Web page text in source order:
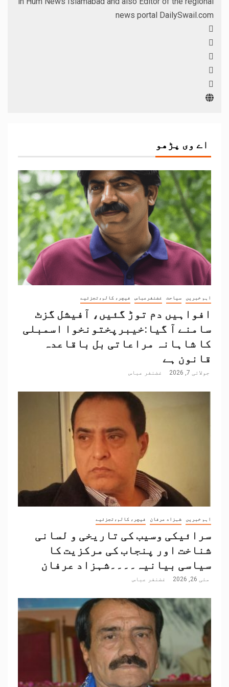
news portal DailySwail.com
اے وی پڑھو
اہم خبریں سیاحت غضنفرعباس فیچر، کالم،تجزئیے
افواہیں دم توڑ گئیں، آفیشل گزٹ
سامنے آ گیا:خیبرپختونخوا اسمبلی
کا شاہانہ مراعاتی بل باقاعدہ
قانون ہے
جولائی 7, 2026 غضنفر عباس
اہم خبریں شہزاد عرفان فیچر، کالم،تجزئیے
سرائیکی وسیب کی تاریخی و لسانی
شناخت اور پنجاب کی مرکزیت کا
سیاسی بیانیہ۔۔۔۔شہزاد عرفان
مئی 26, 2026 غضنفر عباس